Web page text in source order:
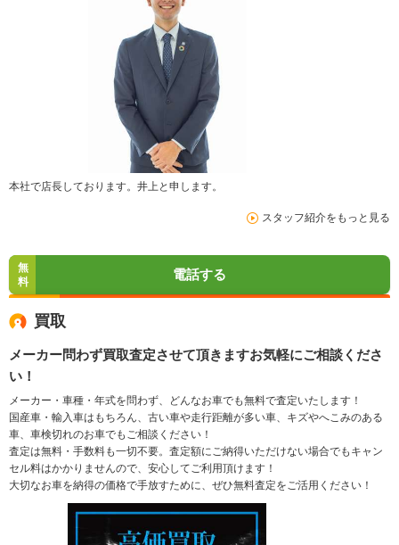
本社で店長しております。井上と申します。
スタッフ紹介をもっと見る
無
料
電話する
買取
メーカー問わず買取査定させて頂きますお気軽にご相談くださ
い！
メーカー・車種・年式を問わず、どんなお車でも無料で査定いたします！
国産車・輸入車はもちろん、古い車や走行距離が多い車、キズやへこみのある
車、車検切れのお車でもご相談ください！
査定は無料・手数料も一切不要。査定額にご納得いただけない場合でもキャン
セル料はかかりませんので、安心してご利用頂けます！
大切なお車を納得の価格で手放すために、ぜひ無料査定をご活用ください！